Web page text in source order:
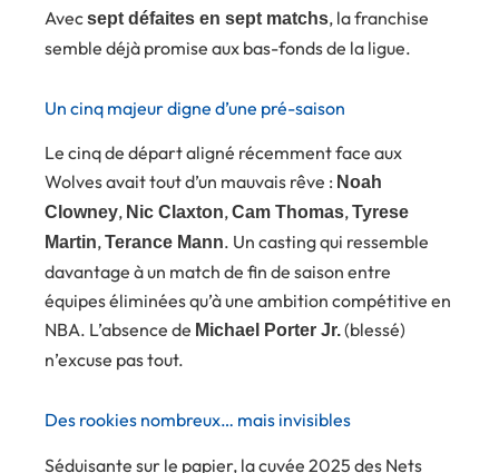
Avecsept défaites en sept matchs, la franchise
semble déjà promise aux bas-fonds de la ligue.
Un cinq majeur digne d’une pré-saison
Le cinq de départ aligné récemment face aux
Wolves avait tout d’un mauvais rêve : Noah
Clowney, Nic Claxton,Cam Thomas,Tyrese
Martin,Terance Mann. Un casting qui ressemble
davantage à un match de fin de saison entre
équipes éliminées qu’à une ambition compétitive en
NBA. L’absence de Michael Porter Jr.(blessé)
n’excuse pas tout.
Des rookies nombreux… mais invisibles
Séduisante sur le papier, la cuvée 2025 des Nets